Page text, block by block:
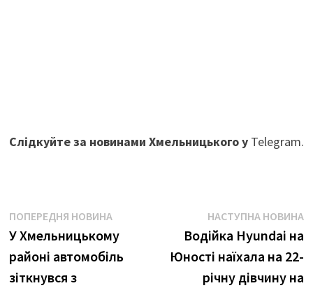
Слідкуйте за новинами Хмельницького уTelegram.
Навігація
записів
ПОПЕРЕДНЯ НОВИНАПопередня
новина:
У Хмельницькому
районі автомобіль
зіткнувся з
НАСТУПНА НОВИНА
Водійка Hyundai на
Юності наїхала на 22-
річну дівчину на